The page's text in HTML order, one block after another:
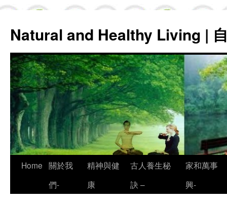
Natural and Healthy Living |
Skip
Home 關於我
們-
精神與健
康
古人養生秘
訣 –
家和萬事
興-